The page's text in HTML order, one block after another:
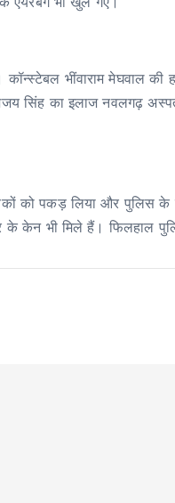
के एयरबैग भी खुल गए।
भींवाराम मेघवाल की
सिंह का इलाज नवलगढ़
को पकड़ लिया और पुलिस के
केन भी मिले हैं। फिलहाल